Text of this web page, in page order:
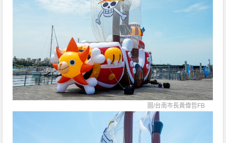
圖/台南市長黃偉哲FB